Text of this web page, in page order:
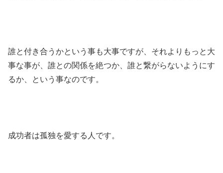
誰と付き合うかという事も大事ですが、それよりもっと大
事な事が、誰との関係を絶つか、誰と繋がらないようにす
るか、という事なのです。
成功者は孤独を愛する人です。